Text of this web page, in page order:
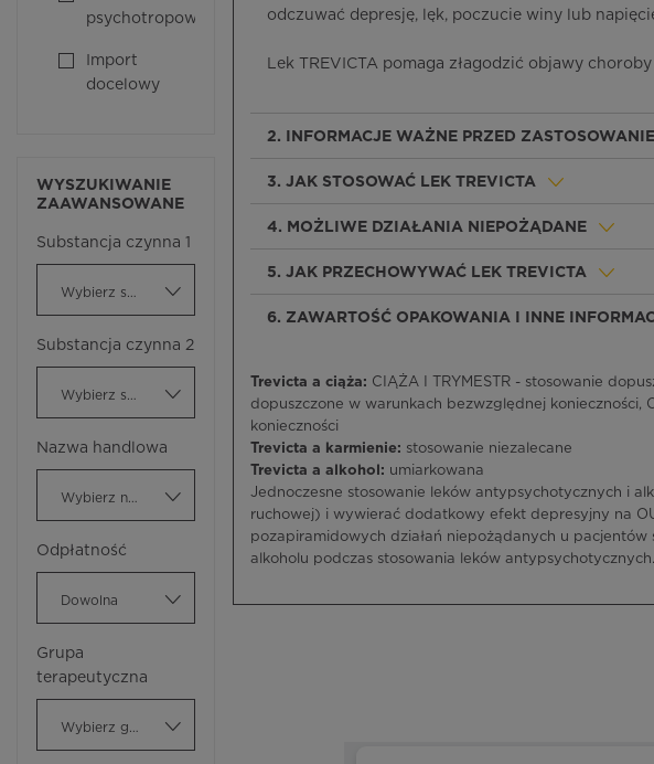
psychotropowy
Import
docelowy
WYSZUKIWANIE
ZAAWANSOWANE
Substancja czynna 1
Substancja czynna 2
Nazwa handlowa
Odpłatność
Dowolna
Grupa
terapeutyczna
odczuwać depresję, lęk, poczucie winy lub
Lek TREVICTA pomaga złagodzić objawy
2. INFORMACJE WAŻNE PRZED
3. JAK STOSOWAĆ LEK TREVICTA
4. MOŻLIWE DZIAŁANIA NIEPOŻĄDANE
5. JAK PRZECHOWYWAĆ LEK TREVICTA
6. ZAWARTOŚĆ OPAKOWANIA I INNE
Trevicta a ciąża: CIĄŻA I TRYMESTR - stosowanie
dopuszczone w warunkach bezwzględnej konieczności,
konieczności
Trevicta a karmienie: stosowanie niezalecane
Trevicta a alkohol: umiarkowana
Jednoczesne stosowanie leków antypsychotycznych i
ruchowej) i wywierać dodatkowy efekt depresyjny na
pozapiramidowych działań niepożądanych u
alkoholu podczas stosowania leków antypsychotycznych.